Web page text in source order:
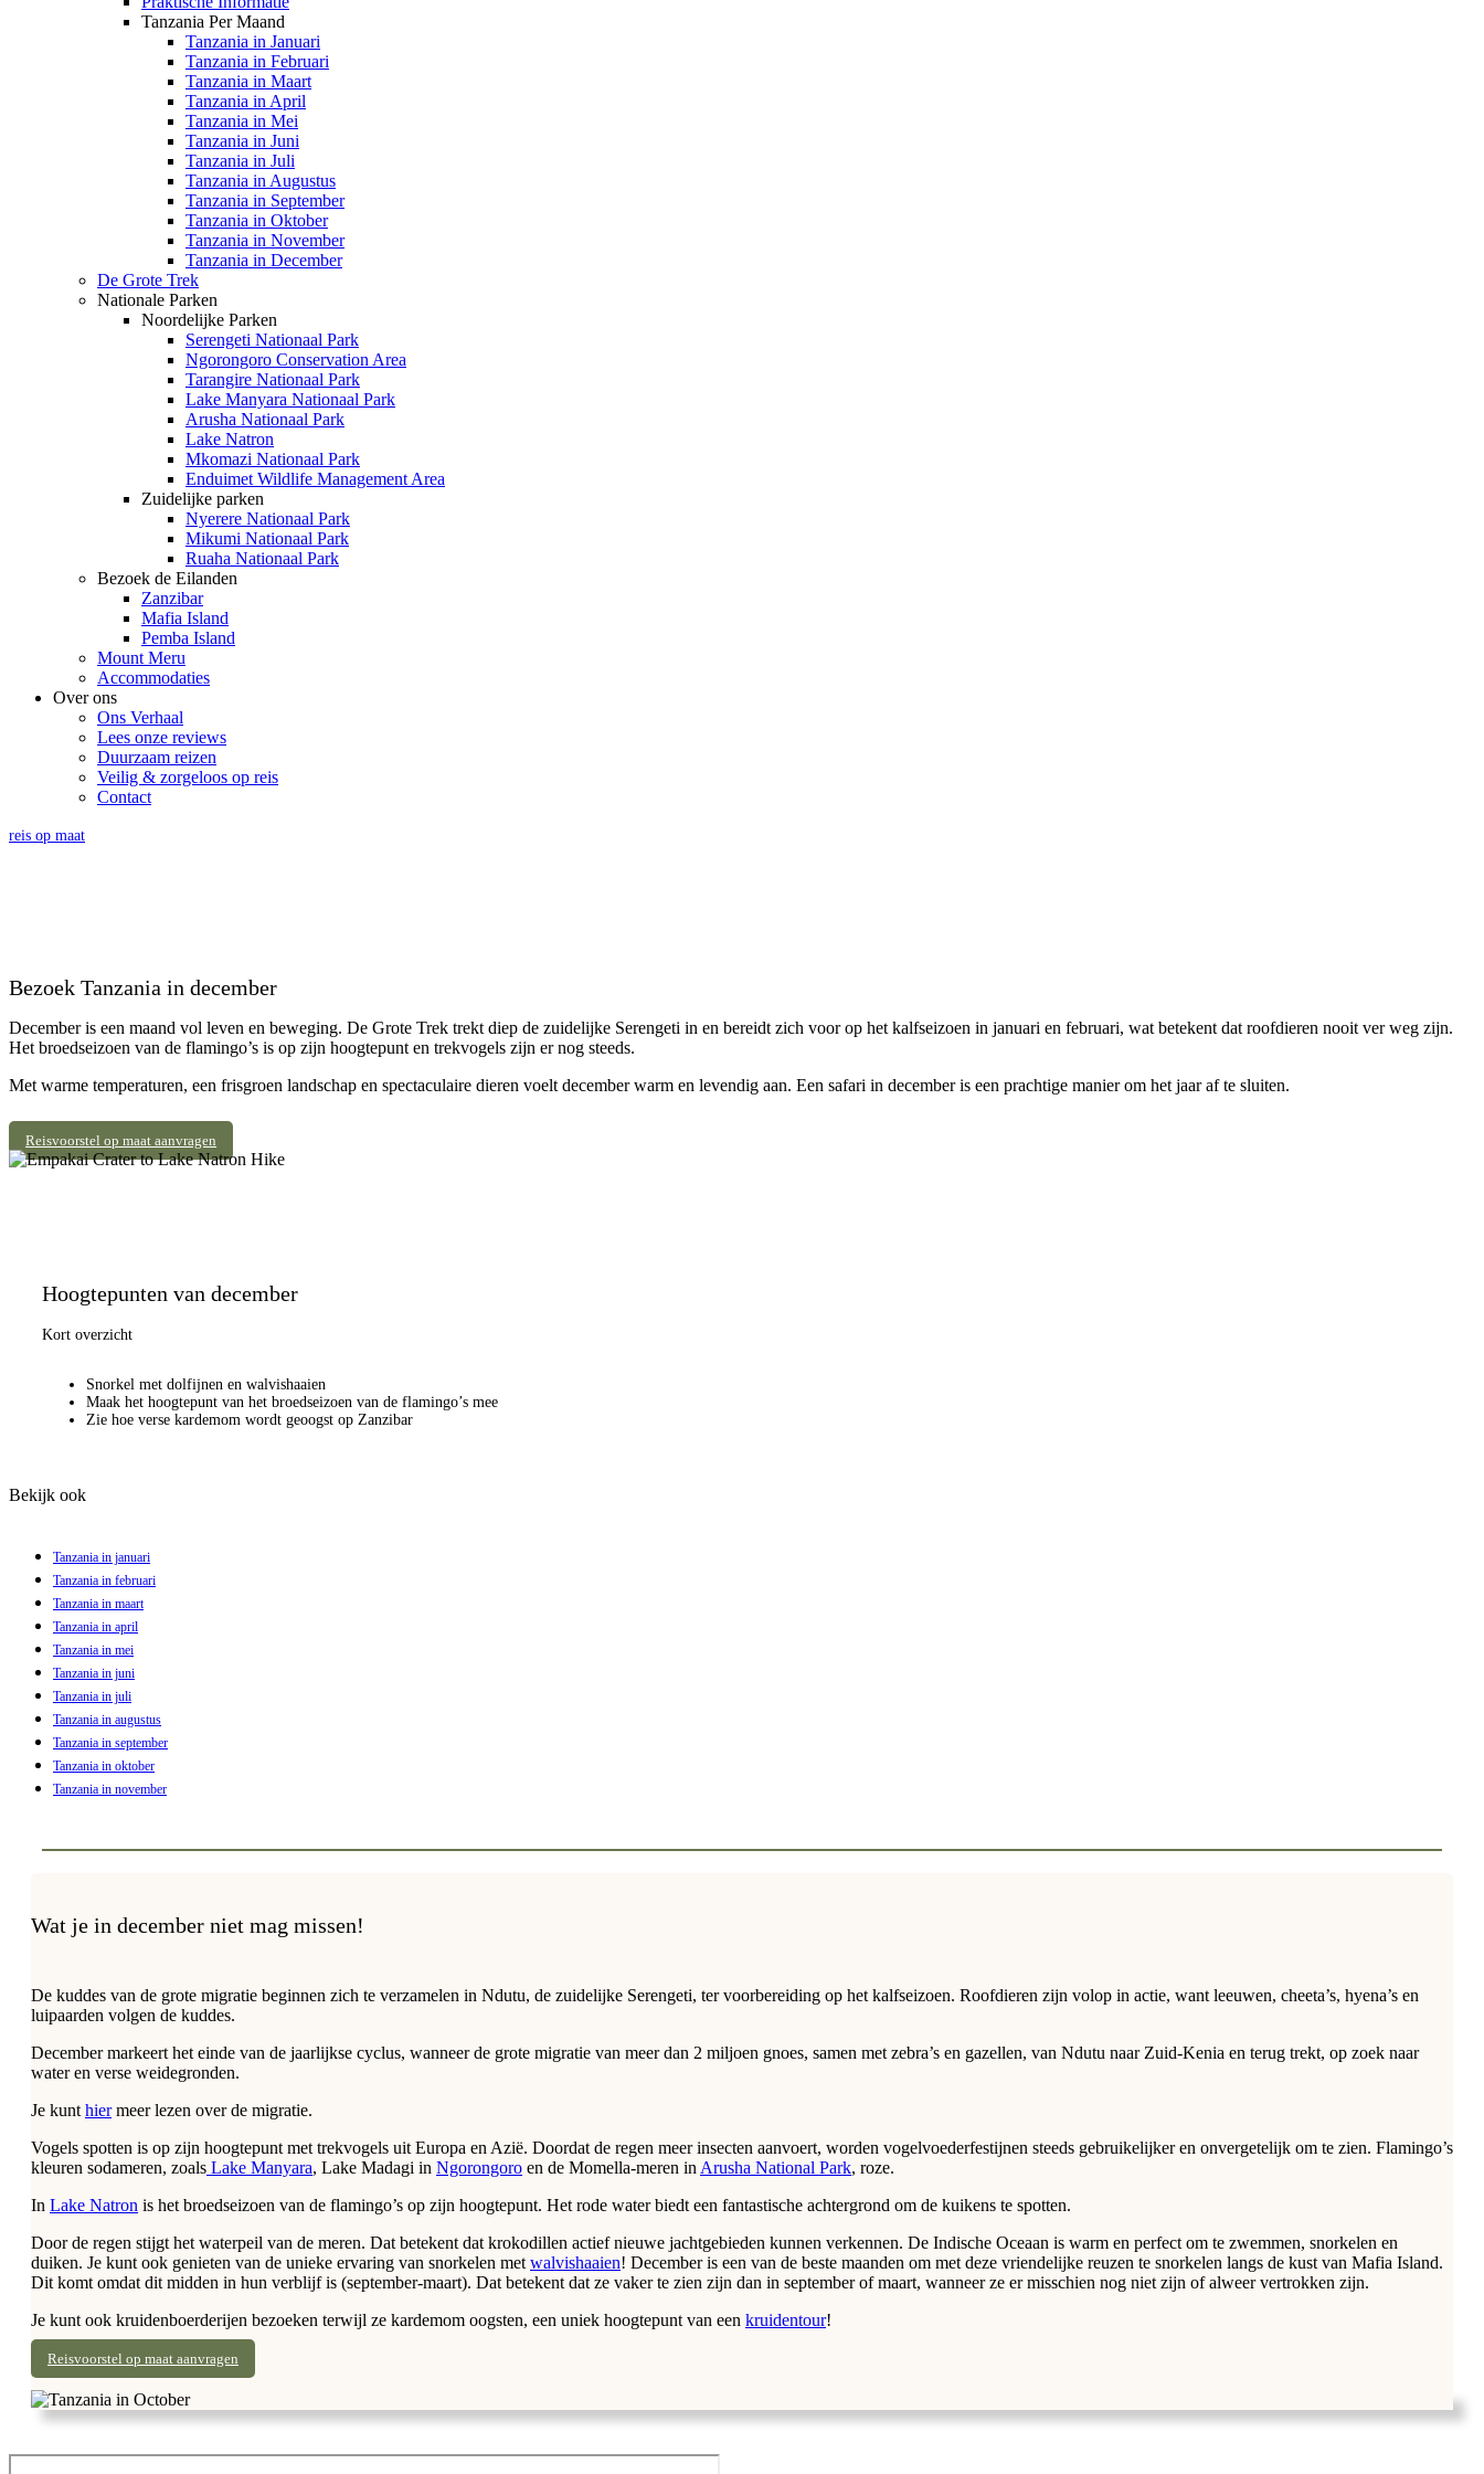
Tanzania Per Maand
Tanzania in Januari
Tanzania in Februari
Tanzania in Maart
Tanzania in April
Tanzania in Mei
Tanzania in Juni
Tanzania in Juli
Tanzania in Augustus
Tanzania in September
Tanzania in Oktober
Tanzania in November
Tanzania in December
De Grote Trek
Nationale Parken
Noordelijke Parken
Serengeti Nationaal Park
Ngorongoro Conservation Area
Tarangire Nationaal Park
Lake Manyara Nationaal Park
Arusha Nationaal Park
Lake Natron
Mkomazi Nationaal Park
Enduimet Wildlife Management Area
Zuidelijke parken
Nyerere Nationaal Park
Mikumi Nationaal Park
Ruaha Nationaal Park
Bezoek de Eilanden
Zanzibar
Mafia Island
Pemba Island
Mount Meru
Accommodaties
Over ons
Ons Verhaal
Lees onze reviews
Duurzaam reizen
Veilig & zorgeloos op reis
Contact
reis op maat
Bezoek Tanzania in december
December is een maand vol leven en beweging. De Grote Trek trekt diep de zuidelijke Serengeti in en bereidt zich voor op het kalfseizoen in januari en februari, wat betekent dat roofdieren nooit ver weg zijn.
Het broedseizoen van de flamingo’s is op zijn hoogtepunt en trekvogels zijn er nog steeds.
Met warme temperaturen, een frisgroen landschap en spectaculaire dieren voelt december warm en levendig aan. Een safari in december is een prachtige manier om het jaar af te sluiten.
Reisvoorstel op maat aanvragen
Hoogtepunten van december
Kort overzicht
Snorkel met dolfijnen en walvishaaien
Maak het hoogtepunt van het broedseizoen van de flamingo’s mee
Zie hoe verse kardemom wordt geoogst op Zanzibar
Bekijk ook
Tanzania in januari
Tanzania in februari
Tanzania in maart
Tanzania in april
Tanzania in mei
Tanzania in juni
Tanzania in juli
Tanzania in augustus
Tanzania in september
Tanzania in oktober
Tanzania in november
Wat je in december niet mag missen!
De kuddes van de grote migratie beginnen zich te verzamelen in Ndutu, de zuidelijke Serengeti, ter voorbereiding op het kalfseizoen. Roofdieren zijn volop in actie, want leeuwen, cheeta’s, hyena’s en
luipaarden volgen de kuddes.
December markeert het einde van de jaarlijkse cyclus, wanneer de grote migratie van meer dan 2 miljoen gnoes, samen met zebra’s en gazellen, van Ndutu naar Zuid-Kenia en terug trekt, op zoek naar
water en verse weidegronden.
Je kunt hiermeer lezen over de migratie.
Vogels spotten is op zijn hoogtepunt met trekvogels uit Europa en Azië. Doordat de regen meer insecten aanvoert, worden vogelvoederfestijnen steeds gebruikelijker en onvergetelijk om te zien. Flamingo’s
kleuren sodameren, zoals Lake Manyara, Lake Madagi in Ngorongoro en de Momella-meren in Arusha National Park, roze.
In Lake Natron is het broedseizoen van de flamingo’s op zijn hoogtepunt. Het rode water biedt een fantastische achtergrond om de kuikens te spotten.
Door de regen stijgt het waterpeil van de meren. Dat betekent dat krokodillen actief nieuwe jachtgebieden kunnen verkennen. De Indische Oceaan is warm en perfect om te zwemmen, snorkelen en
duiken. Je kunt ook genieten van de unieke ervaring van snorkelen met walvishaaien! December is een van de beste maanden om met deze vriendelijke reuzen te snorkelen langs de kust van Mafia Island.
Dit komt omdat dit midden in hun verblijf is (september-maart). Dat betekent dat ze vaker te zien zijn dan in september of maart, wanneer ze er misschien nog niet zijn of alweer vertrokken zijn.
Je kunt ook kruidenboerderijen bezoeken terwijl ze kardemom oogsten, een uniek hoogtepunt van een kruidentour!
Reisvoorstel op maat aanvragen